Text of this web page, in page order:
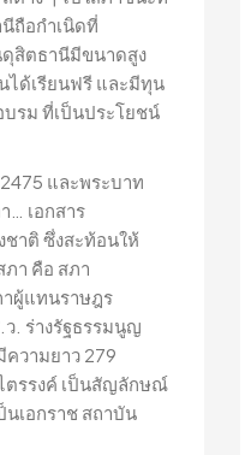
ถือกำเนิดที่
ดุสิตธานีมีขนาดสูง
ได้เรียนฟรี และมีทุน
รม ที่เป็นประโยชน์
และพระบาท
… เอกสาร
าติ ซึ่งสะท้อนให้
า คือ สภา
ผู้แทนราษฎร
. ร่างรัฐธรรมนูญ
วามยาว 279
ตรรงค์ เป็นสัญลักษณ์
เอกราช สถาบัน